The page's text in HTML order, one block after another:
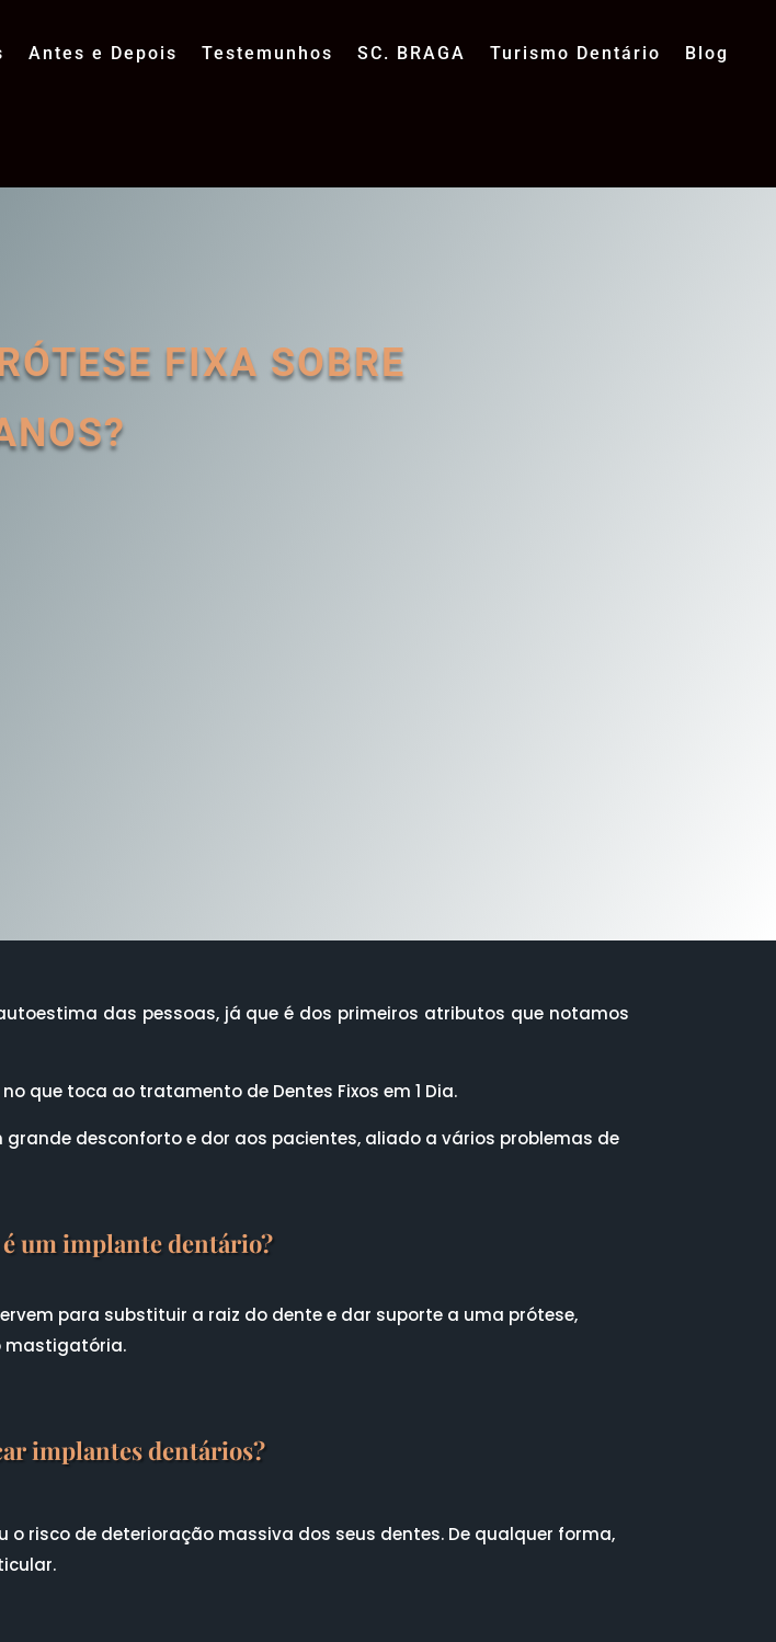
Antes e Depois Testemunhos SC. BRAGA Turismo Dentário Blog
FIXA SOBRE
das pessoas, já que é dos primeiros atributos que notamos
que toca ao tratamento de Dentes Fixos em 1 Dia.
desconforto e dor aos pacientes, aliado a vários problemas de
um implante dentário?
para substituir a raiz do dente e dar suporte a uma prótese,
mastigatória.
implantes dentários?
risco de deterioração massiva dos seus dentes. De qualquer forma,